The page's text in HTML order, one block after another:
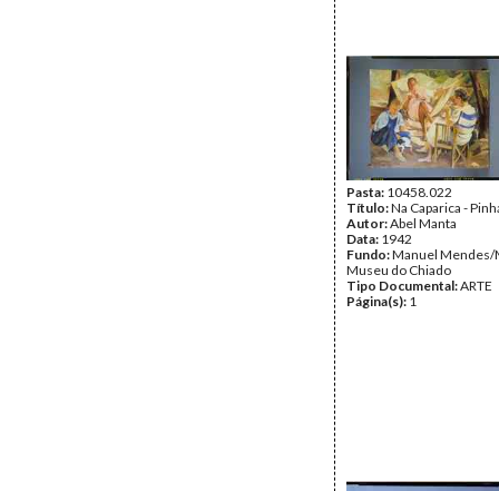
Pasta: 10458.022
Título:Na Caparica -
Autor:Abel Manta
Data: 1942
Fundo:Manuel Mendes/
Museu do Chiado
Tipo Documental:ARTE
Página(s): 1